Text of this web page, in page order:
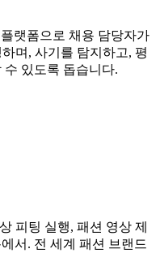
랫폼으로 채용 담당자가
며, 사기를 탐지하고, 평
있도록 돕습니다.
피팅 실행, 패션 영상 제
서. 전 세계 패션 브랜드